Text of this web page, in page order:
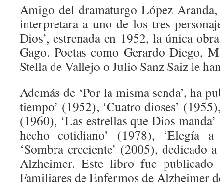
Amigo del dramaturgo López
interpretara a uno de los tres
Dios’, estrenada en 1952, la única
Gago. Poetas como Gerardo Diego,
Stella de Vallejo o Julio Sanz Saiz le
Además de ‘Por la misma senda’, ha
tiempo’ (1952), ‘Cuatro dioses’
(1960), ‘Las estrellas que Dios
hecho cotidiano’ (1978), ‘Elegía
‘Sombra creciente’ (2005), dedicado
Alzheimer. Este libro fue
Familiares de Enfermos de Alzheimer